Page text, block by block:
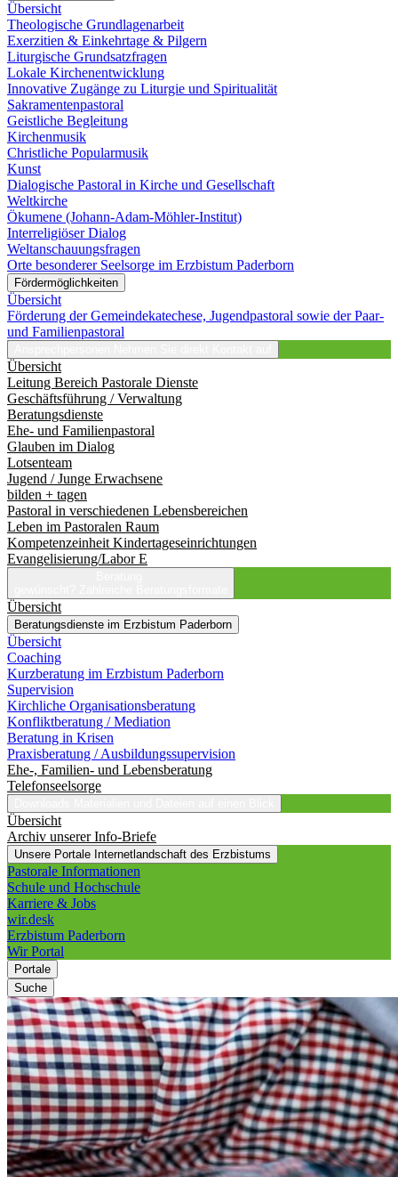
Übersicht
Theologische Grundlagenarbeit
Exerzitien & Einkehrtage & Pilgern
Liturgische Grundsatzfragen
Lokale Kirchenentwicklung
Innovative Zugänge zu Liturgie und Spiritualität
Sakramentenpastoral
Geistliche Begleitung
Kirchenmusik
Christliche Popularmusik
Kunst
Dialogische Pastoral in Kirche und Gesellschaft
Weltkirche
Ökumene (Johann-Adam-Möhler-Institut)
Interreligiöser Dialog
Weltanschauungsfragen
Orte besonderer Seelsorge im Erzbistum Paderborn
Fördermöglichkeiten
Übersicht
Förderung der Gemeindekatechese, Jugendpastoral sowie der Paar-
und Familienpastoral
Übersicht
Leitung Bereich Pastorale Dienste
Geschäftsführung / Verwaltung
Beratungsdienste
Ehe- und Familienpastoral
Glauben im Dialog
Lotsenteam
Jugend / Junge Erwachsene
bilden + tagen
Pastoral in verschiedenen Lebensbereichen
Leben im Pastoralen Raum
Kompetenzeinheit Kindertageseinrichtungen
Evangelisierung/Labor E
Übersicht
Beratungsdienste im Erzbistum Paderborn
Übersicht
Coaching
Kurzberatung im Erzbistum Paderborn
Supervision
Kirchliche Organisationsberatung
Konfliktberatung / Mediation
Beratung in Krisen
Praxisberatung / Ausbildungssupervision
Ehe-, Familien- und Lebensberatung
Telefonseelsorge
Übersicht
Archiv unserer Info-Briefe
Unsere Portale Internetlandschaft des Erzbistums
Pastorale Informationen
Schule und Hochschule
Karriere & Jobs
wir.desk
Erzbistum Paderborn
Wir Portal
Portale
Suche